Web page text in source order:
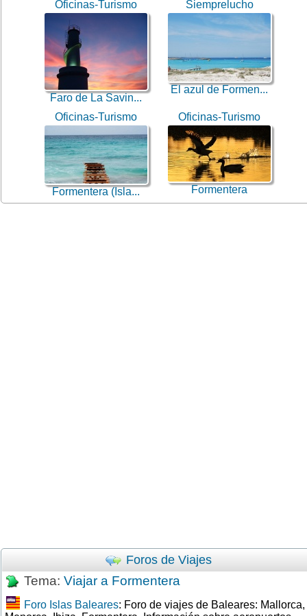
Oficinas-Turismo
Faro de La Savin...
Siemprelucho
El azul de Formen...
Oficinas-Turismo
Formentera (Isla...
Oficinas-Turismo
Formentera
Foros de Viajes
Tema: Viajar a Formentera
Foro Islas Baleares: Foro de viajes de Baleares: Mallorca,